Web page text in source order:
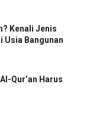
Kenali Jenis
Usia Bangunan
Qur’an Harus